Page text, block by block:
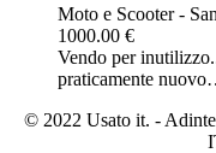
Moto e Scooter-
1000.00 €
Vendo per
praticamente
© 2022 Usato it. -